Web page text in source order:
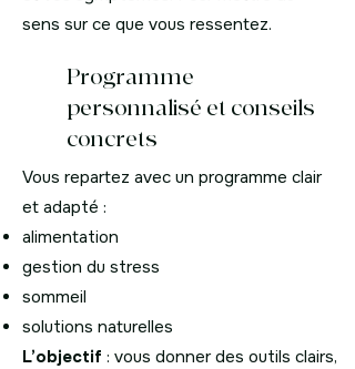
sens sur ce que vous ressentez.
Programme
personnalisé et conseils
concrets
Vous repartez avec un programme clair
et adapté :
alimentation
gestion du stress
sommeil
solutions naturelles
L’objectif : vous donner des outils clairs,